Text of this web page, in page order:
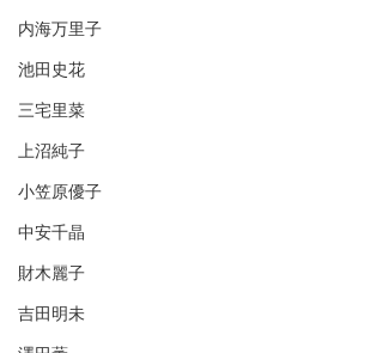
内海万里子
池田史花
三宅里菜
上沼純子
小笠原優子
中安千晶
財木麗子
吉田明未